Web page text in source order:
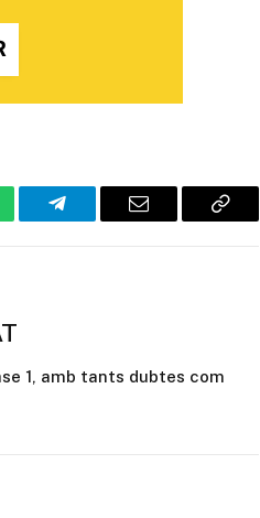
Telegram Email
Copy
1, amb tants dubtes com